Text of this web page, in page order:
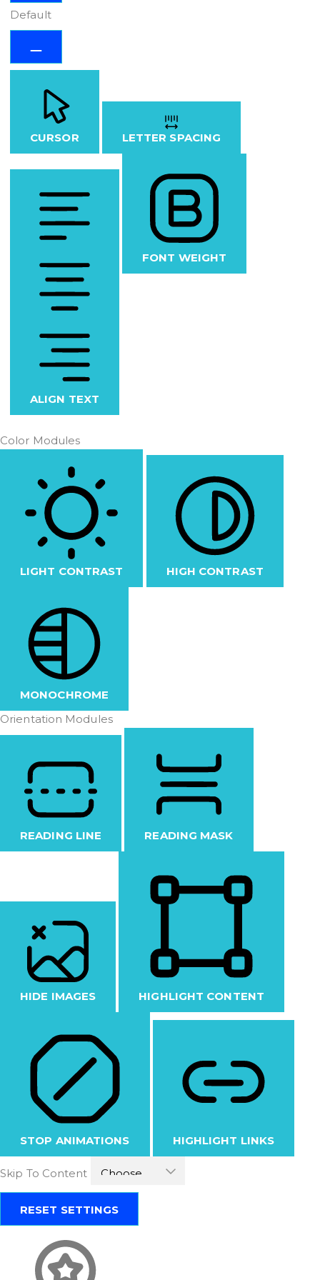
Default
CURSOR LETTER SPACING
ALIGN TEXT
FONT WEIGHT
Color Modules
LIGHT CONTRAST HIGH CONTRAST
MONOCHROME
Orientation Modules
READING LINE READING MASK
HIDE IMAGES HIGHLIGHT CONTENT
STOP ANIMATIONS HIGHLIGHT LINKS
Skip To Content
RESET SETTINGS